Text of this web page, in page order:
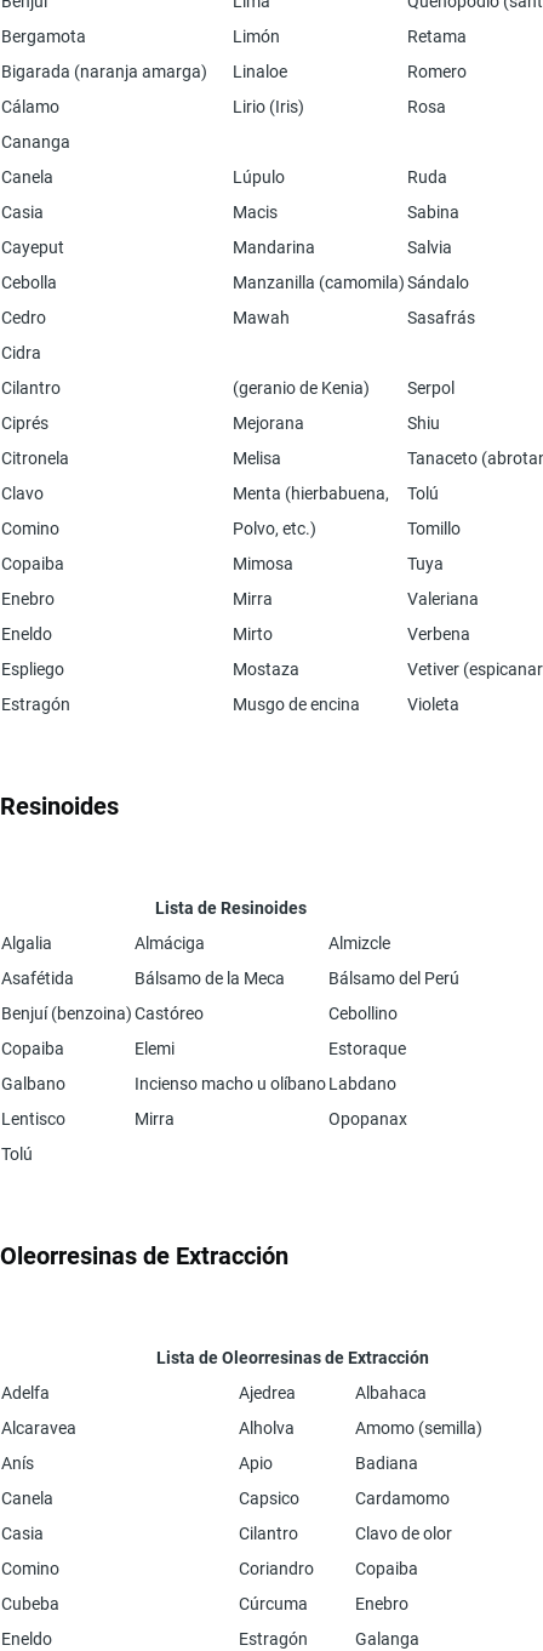
Bergamota
Limón
Retama
Bigarada (naranja amarga)
Linaloe
Romero
Cálamo
Lirio (Iris)
Rosa
Cananga
Canela
Lúpulo
Ruda
Casia
Macis
Sabina
Cayeput
Mandarina
Salvia
Cebolla
Manzanilla (camomila)Sándalo
Cedro
Mawah
Sasafrás
Cidra
Cilantro
(geranio de Kenia)
Serpol
Ciprés
Mejorana
Shiu
Citronela
Melisa
Tanaceto
Clavo
Menta (hierbabuena,
Tolú
Comino
Polvo, etc.)
Tomillo
Copaiba
Mimosa
Tuya
Enebro
Mirra
Valeriana
Eneldo
Mirto
Verbena
Espliego
Mostaza
Vetiver
Estragón
Musgo de encina Violeta
Resinoides
Lista de Resinoides
Algalia
Almáciga
Almizcle
Asafétida
Bálsamo de la Meca
Bálsamo del Perú
Benjuí (benzoina)Castóreo
Cebollino
Copaiba
Elemi
Estoraque
Galbano
Incienso macho u olíbanoLabdano
Lentisco
Mirra
Opopanax
Tolú
Oleorresinas de Extracción
Lista de Oleorresinas de Extracción
Adelfa
Ajedrea
Albahaca
Alcaravea
Alholva
Amomo (semilla)
Anís
Apio
Badiana
Canela
Capsico
Cardamomo
Casia
Cilantro
Clavo de olor
Comino
Coriandro
Copaiba
Cubeba
Cúrcuma
Enebro
Eneldo
Estragón
Galanga